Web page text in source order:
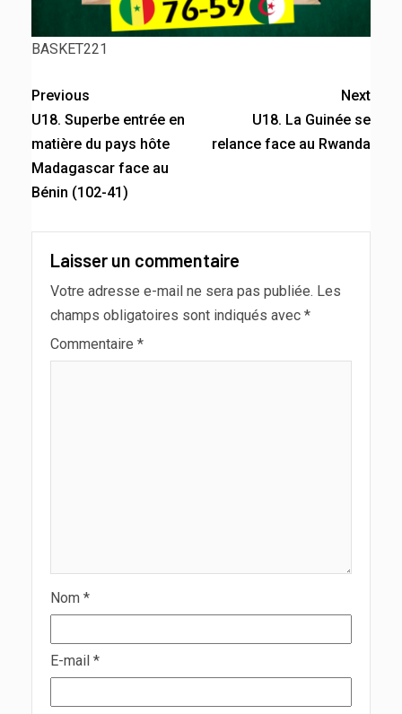
BASKET221
Previous
U18. Superbe entrée en
matière du pays hôte
Madagascar face au
Bénin (102-41)
Next
U18. La Guinée se
relance face au Rwanda
Laisser un commentaire
Votre adresse e-mail ne sera pas publiée. Les
champs obligatoires sont indiqués avec *
Commentaire *
Nom *
E-mail *